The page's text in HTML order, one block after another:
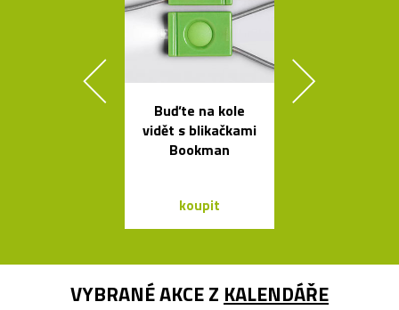
Buďte na kole
vidět s blikačkami
Bookman
koupit
VYBRANÉ AKCE Z KALENDÁŘE